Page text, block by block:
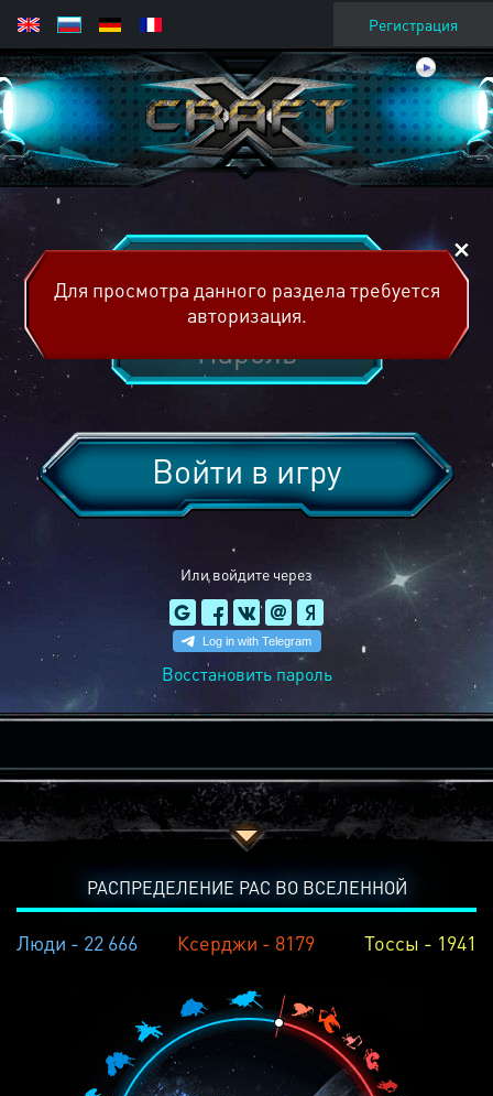
Регистрация
Или войдите через
Войти в игру
Восстановить пароль
Для просмотра данного раздела требуется
авторизация.
РАСПРЕДЕЛЕНИЕ РАС ВО ВСЕЛЕННОЙ
Люди - 22 666 Ксерджи - 8179 Тоссы - 1941